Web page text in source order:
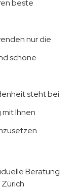
beste
nur die
schöne
steht bei
Ihnen
Beratung